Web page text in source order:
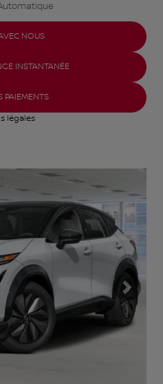
NOUS
INSTANTANÉE
PAIEMENTS
légales